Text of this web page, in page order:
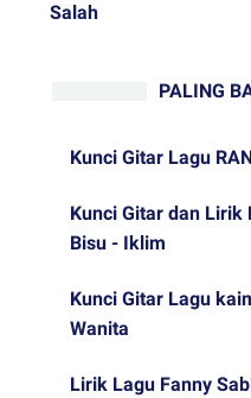
Salah
PALING
Kunci Gitar Lagu
Kunci Gitar dan Lirik
Bisu - Iklim
Kunci Gitar Lagu
Wanita
Lirik Lagu Fanny